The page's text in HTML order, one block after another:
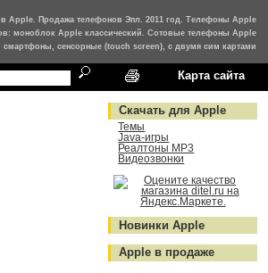
Apple. Продажа телефонов Эпл. 2011 год. Телефоны Apple
моноблок Apple классический. Сотовые телефоны Apple
смартфоны, сенсорные (touch screen), с двумя сим картами
Карта сайта
Скачать для Apple
Темы
Java-игры
Реалтоны MP3
Видеозвонки
Новинки Apple
Apple в продаже